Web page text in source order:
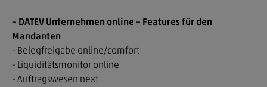
– DATEV Unternehmen online – Features für den
Mandanten
- Belegfreigabe online/comfort
- Liquiditätsmonitor online
- Auftragswesen next